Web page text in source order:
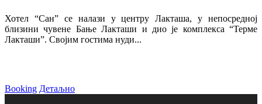
Хотел “Сан” се налази у центру Лакташа, у непосредној
близини чувене Бање Лакташи и дио је комплекса “Терме
Лакташи”. Својим гостима нуди...
Booking Детаљно